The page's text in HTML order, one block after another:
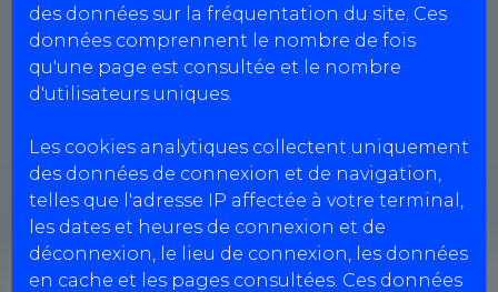
des données sur la fréquentation du site. Ces
données comprennent le nombre de fois
qu'une page est consultée et le nombre
d'utilisateurs uniques.
Les cookies analytiques collectent uniquement
des données de connexion et de navigation,
telles que l'adresse IP affectée à votre terminal,
les dates et heures de connexion et de
déconnexion, le lieu de connexion, les données
en cache et les pages consultées. Ces données
AUTO CONTROLE
PRAYSSAC